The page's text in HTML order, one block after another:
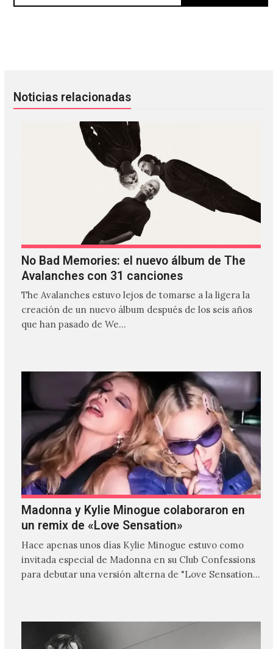
Noticias relacionadas
No Bad Memories: el nuevo álbum de The
Avalanches con 31 canciones
The Avalanches estuvo lejos de tomarse a la ligera la
creación de un nuevo álbum después de los seis años
que han pasado de We…
Madonna y Kylie Minogue colaboraron en
un remix de «Love Sensation»
Hace apenas unos días Kylie Minogue estuvo como
invitada especial de Madonna en su Club Confessions
para debutar una versión alterna de "Love Sensation",